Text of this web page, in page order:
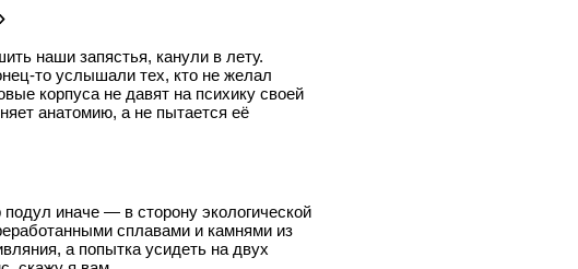
наши запястья, канули в лету.
то услышали тех, кто не желал
корпуса не давят на психику своей
анатомию, а не пытается её
иначе — в сторону экологической
сплавами и камнями из
а попытка усидеть на двух